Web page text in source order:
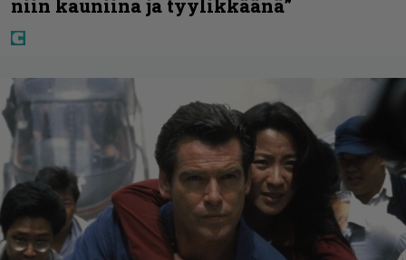
niin kauniina ja tyylikkäänä”